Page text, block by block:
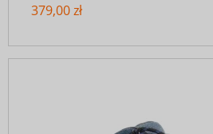
379,00 zł